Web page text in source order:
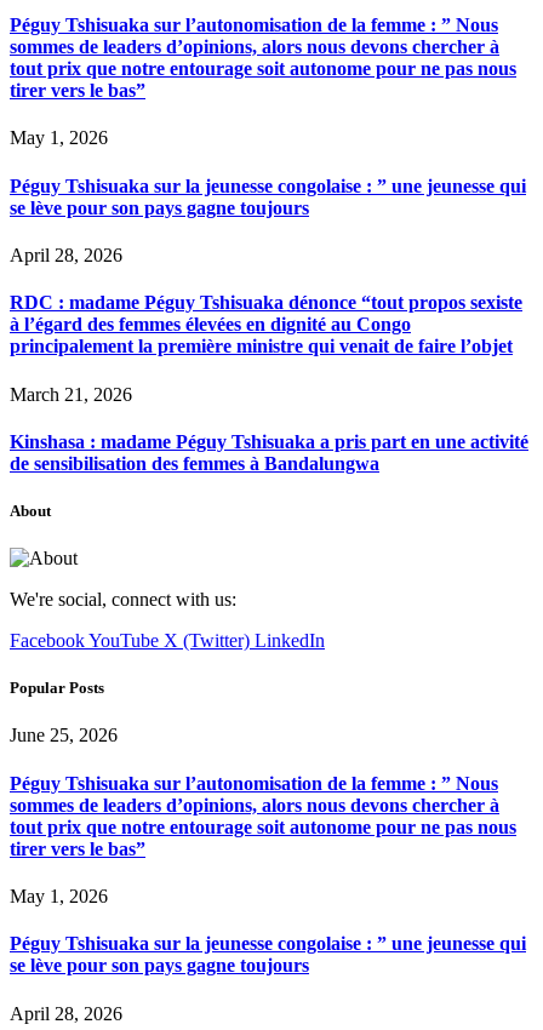
Péguy Tshisuaka sur l’autonomisation de la femme : ” Nous
sommes de leaders d’opinions, alors nous devons chercher à
tout prix que notre entourage soit autonome pour ne pas nous
tirer vers le bas”
May 1, 2026
Péguy Tshisuaka sur la jeunesse congolaise : ” une jeunesse qui
se lève pour son pays gagne toujours
April 28, 2026
RDC : madame Péguy Tshisuaka dénonce “tout propos sexiste
à l’égard des femmes élevées en dignité au Congo
principalement la première ministre qui venait de faire l’objet
March 21, 2026
Kinshasa : madame Péguy Tshisuaka a pris part en une activité
de sensibilisation des femmes à Bandalungwa
About
We're social, connect with us:
FacebookYouTube X (Twitter) LinkedIn
Popular Posts
June 25, 2026
Péguy Tshisuaka sur l’autonomisation de la femme : ” Nous
sommes de leaders d’opinions, alors nous devons chercher à
tout prix que notre entourage soit autonome pour ne pas nous
tirer vers le bas”
May 1, 2026
Péguy Tshisuaka sur la jeunesse congolaise : ” une jeunesse qui
se lève pour son pays gagne toujours
April 28, 2026